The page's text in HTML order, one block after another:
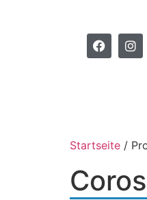
Startseite /
Coros